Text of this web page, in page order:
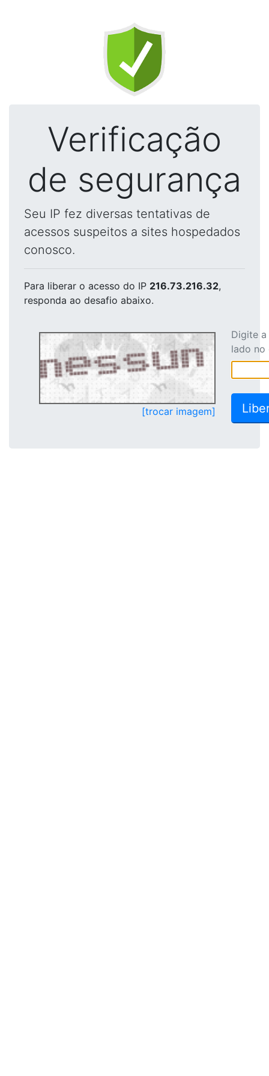
Verificação
de segurança
Seu IP fez diversas tentativas de
acessos suspeitos a sites hospedados
conosco.
Para liberar o acesso do IP 216.73.216.32,
responda ao desafio abaixo.
[trocar imagem]
Digite
lado no